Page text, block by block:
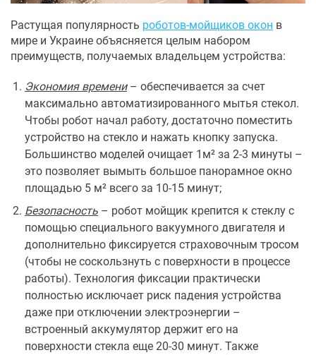
Растущая популярность роботов-мойщиков окон в
мире и Украине объясняется целым набором
преимуществ, получаемых владельцем устройства:
Экономия времени– обеспечивается за счет
максимально автоматизированного мытья стекол.
Чтобы робот начал работу, достаточно поместить
устройство на стекло и нажать кнопку запуска.
Большинство моделей очищает 1м² за 2-3 минуты –
это позволяет вымыть большое панорамное окно
площадью 5 м² всего за 10-15 минут;
Безопасность – робот мойщик крепится к стеклу с
помощью специального вакуумного двигателя и
дополнительно фиксируется страховочным тросом
(чтобы не соскользнуть с поверхности в процессе
работы). Технология фиксации практически
полностью исключает риск падения устройства
даже при отключении электроэнергии –
встроенный аккумулятор держит его на
поверхности стекла еще 20-30 минут. Также